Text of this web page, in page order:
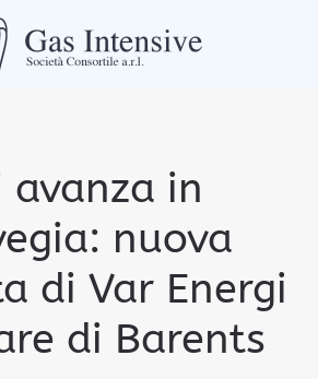
content
avanza in
nuova
di Var Energi
di Barents